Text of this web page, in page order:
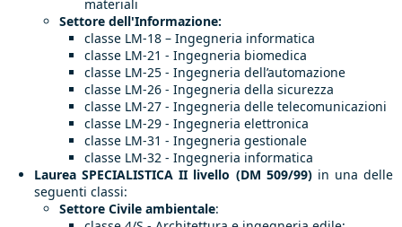
materiali
Settore dell'Informazione:
classe LM-18 – Ingegneria informatica
classe LM-21 - Ingegneria biomedica
classe LM-25 - Ingegneria dell’automazione
classe LM-26 - Ingegneria della sicurezza
classe LM-27 - Ingegneria delle telecomunicazioni
classe LM-29 - Ingegneria elettronica
classe LM-31 - Ingegneria gestionale
classe LM-32 - Ingegneria informatica
Laurea SPECIALISTICA II livello (DM 509/99)in una delle
seguenti classi:
Settore Civile ambientale: